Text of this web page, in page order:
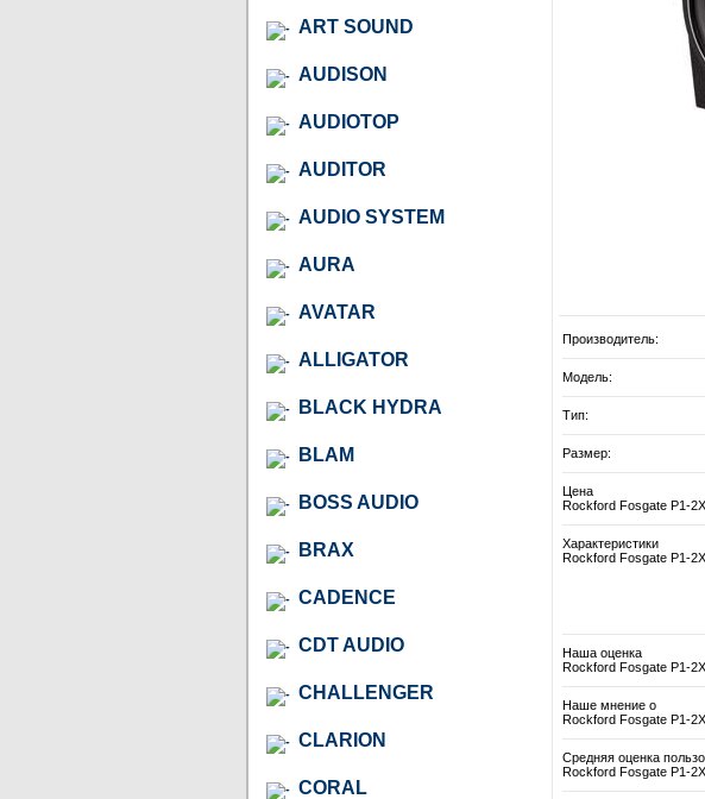
ART SOUND
AUDISON
AUDIOTOP
AUDITOR
AUDIO SYSTEM
AURA
AVATAR
ALLIGATOR
BLACK HYDRA
BLAM
BOSS AUDIO
BRAX
CADENCE
CDT AUDIO
CHALLENGER
CLARION
CORAL
Производитель:
Модель:
Тип:
Размер:
Цена
Rockford Fosgate P1-
Характеристики
Rockford Fosgate P1-
Наша оценка
Rockford Fosgate P1-
Наше мнение о
Rockford Fosgate P1-
Средняя оценка
Rockford Fosgate P1-